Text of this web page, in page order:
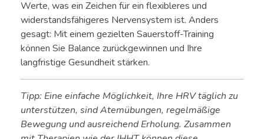
Werte, was ein Zeichen für ein flexibleres und
widerstandsfähigeres Nervensystem ist. Anders
gesagt: Mit einem gezielten Sauerstoff-Training
können Sie Balance zurückgewinnen und Ihre
langfristige Gesundheit stärken.
Tipp: Eine einfache Möglichkeit, Ihre HRV täglich zu
unterstützen, sind Atemübungen, regelmäßige
Bewegung und ausreichend Erholung. Zusammen